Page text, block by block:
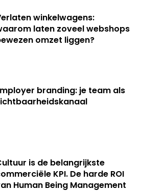
winkelwagens:
laten zoveel webshops
omzet liggen?
branding: je team als
is de belangrijkste
KPI. De harde ROI
Human Being Management